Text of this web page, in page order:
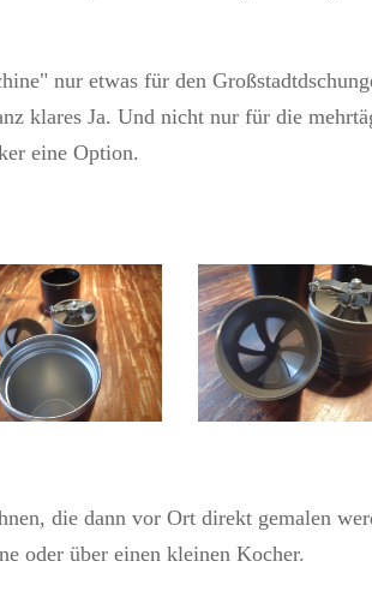
nur etwas für den
klares Ja. Und nicht nur für die
eine Option.
die dann vor Ort direkt gemalen
oder über einen kleinen Kocher.